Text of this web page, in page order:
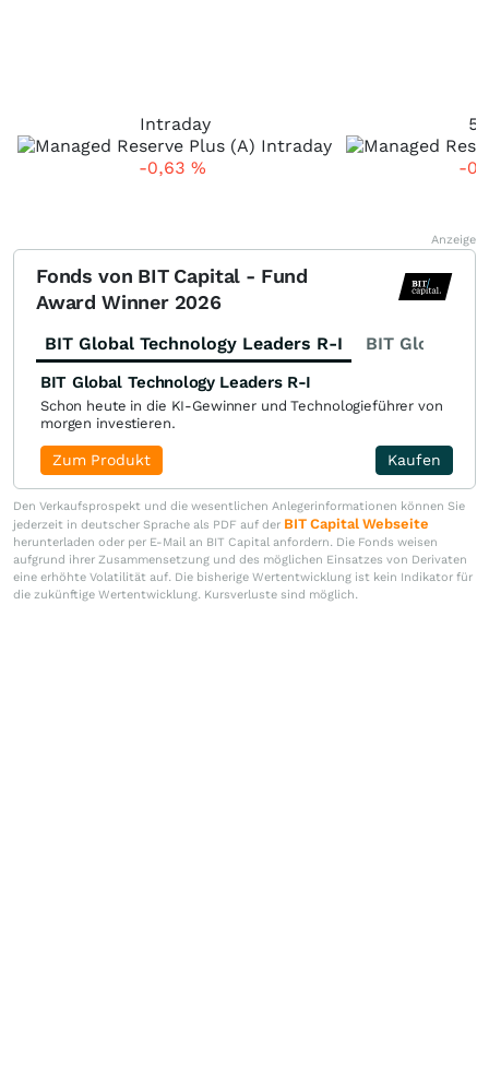
Intraday
-0,63 %
5
-
Anzeige
Fonds von BIT Capital - Fund
Award Winner 2026
BIT Global Technology Leaders R-I BIT Global
BIT Global Technology Leaders R-I
Schon heute in die KI-Gewinner und Technologieführer von
morgen investieren.
Kaufen
Zum Produkt
Den Verkaufsprospekt und die wesentlichen Anlegerinformationen können Sie
jederzeit in deutscher Sprache als PDF auf der BIT Capital Webseite
herunterladen oder per E-Mail an BIT Capital anfordern. Die Fonds weisen
aufgrund ihrer Zusammensetzung und des möglichen Einsatzes von Derivaten
eine erhöhte Volatilität auf. Die bisherige Wertentwicklung ist kein Indikator für
die zukünftige Wertentwicklung. Kursverluste sind möglich.